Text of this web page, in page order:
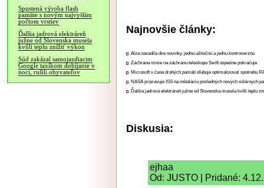
Spustená výroba flash
pamäte s novým najvyšším
počtom vrstiev
Ďalšia jadrová elektráreň
južne od Slovenska musela
kvôli teplu znížiť výkon
Súd zakázal samojazdiacim
Google taxíkom dobíjanie v
noci, rušili obyvateľov
Najnovšie články:
Alza nasadila dve novinky, jednu užitočnú a jednu kontroverznú
Záchrana misie na záchranu teleskopu Swift úspešne pokračuje
Microsoft v čase drahých pamätí sľubuje optimalizovať spotrebu
NASA pripravuje ISS na inštaláciu posledných nových solárnych
Ďalšia jadrová elektráreň južne od Slovenska musela kvôli teplu
Diskusia:
ejhaa
Od: JUSTO | Pridané: